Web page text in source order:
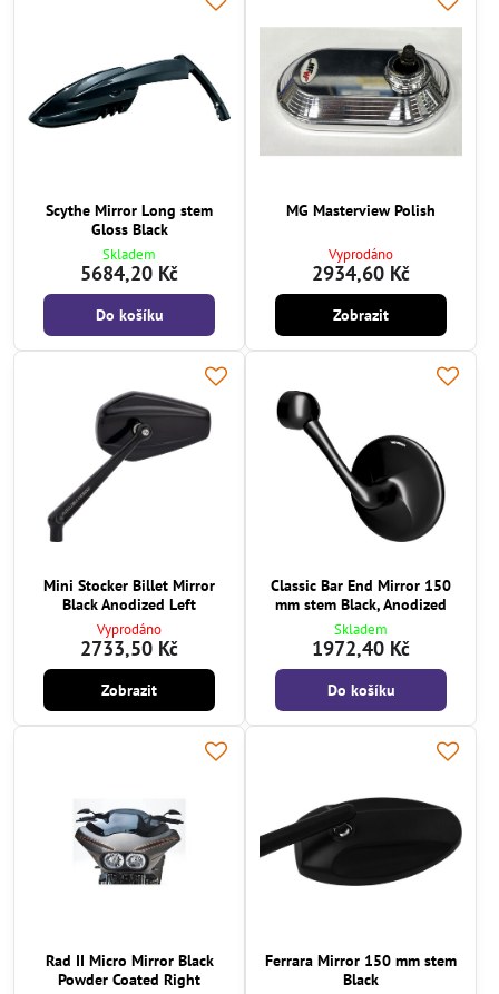
Scythe Mirror Long stem
Gloss Black
Skladem
5684,20 Kč
Do košíku
MG Masterview Polish
Vyprodáno
2934,60 Kč
Zobrazit
Mini Stocker Billet Mirror
Black Anodized Left
Vyprodáno
2733,50 Kč
Zobrazit
Classic Bar End Mirror 150
mm stem Black, Anodized
Skladem
1972,40 Kč
Do košíku
Rad II Micro Mirror Black
Powder Coated Right
Ferrara Mirror 150 mm stem
Black